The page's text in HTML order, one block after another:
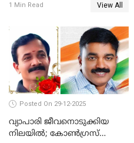
1 Min Read View All
Posted On 29-12-2025
വ്യാപാരി ജീവനൊടുക്കിയ
നിലയില്‍; കോണ്‍ഗ്രസ്